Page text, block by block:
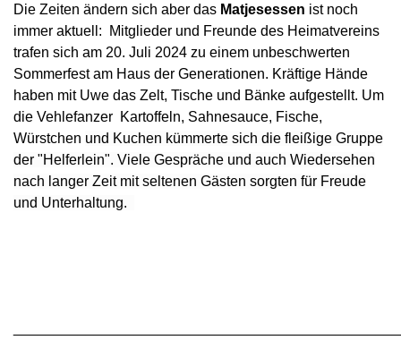
Die Zeiten ändern sich aber das Matjesessen ist noch
immer aktuell: Mitglieder und Freunde des Heimatvereins
trafen sich am 20. Juli 2024 zu einem unbeschwerten
Sommerfestam Haus der Generationen. Kräftige Hände
haben mit Uwe das Zelt, Tische und Bänke aufgestellt. Um
die Vehlefanzer Kartoffeln, Sahnesauce, Fische,
Würstchen und Kuchen kümmerte sich die fleißige Gruppe
der "Helferlein". Viele Gespräche und auch Wiedersehen
nach langer Zeit mit seltenen Gästen sorgten für Freude
und Unterhaltung.